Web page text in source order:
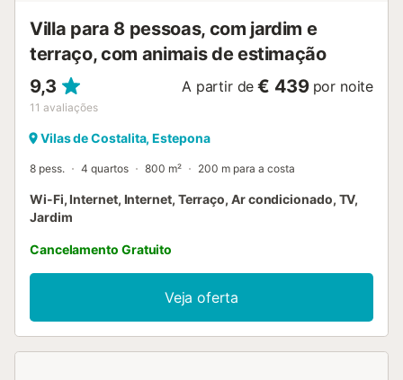
Villa para 8 pessoas, com jardim e
terraço, com animais de estimação
9,3
11 avaliações
A partir de € 439 por noite
Vilas de Costalita, Estepona
8 pess. 4 quartos 800 m² 200 m para a costa
Wi-Fi, Internet, Internet, Terraço, Ar condicionado, TV,
Jardim
Cancelamento Gratuito
Veja oferta